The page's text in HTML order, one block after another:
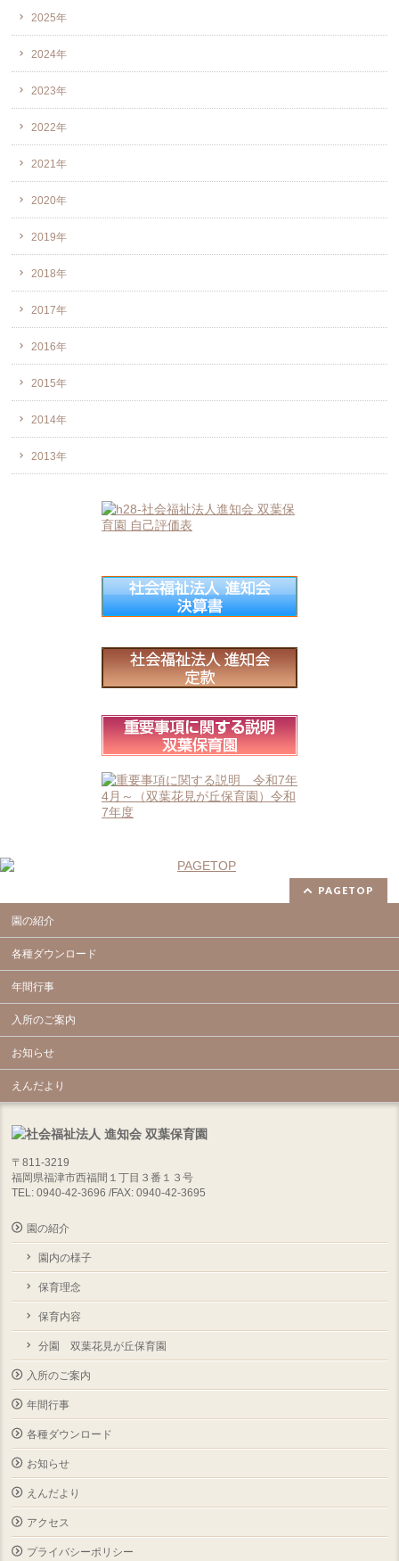
2025年
2024年
2023年
2022年
2021年
2020年
2019年
2018年
2017年
2016年
2015年
2014年
2013年
PAGETOP
園の紹介
各種ダウンロード
年間行事
入所のご案内
お知らせ
えんだより
〒811-3219
福岡県福津市西福間１丁目３番１３号
TEL: 0940-42-3696 /FAX: 0940-42-3695
園の紹介
園内の様子
保育理念
保育内容
分園 双葉花見が丘保育園
入所のご案内
年間行事
各種ダウンロード
お知らせ
えんだより
アクセス
プライバシーポリシー